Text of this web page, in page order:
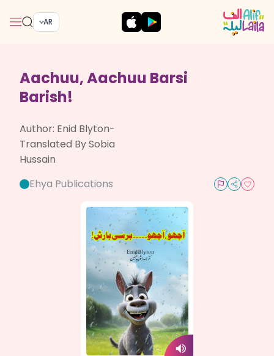
AR
Aachuu, Aachuu Barsi
Barish!
Author: Enid Blyton-
Translated By Sobia
Hussain
Ehya Publications